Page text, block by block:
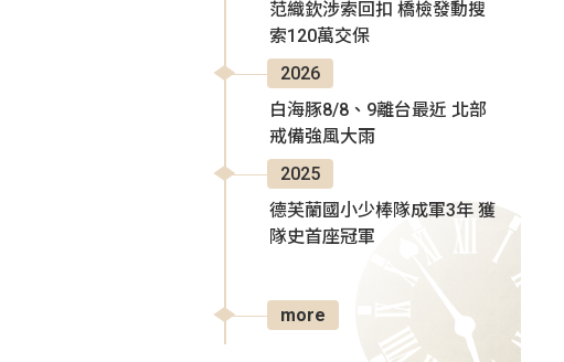
范織欽涉索回扣 橋檢發動搜
索120萬交保
2026
白海豚8/8、9離台最近 北部
戒備強風大雨
2025
德芙蘭國小少棒隊成軍3年 獲
隊史首座冠軍
more